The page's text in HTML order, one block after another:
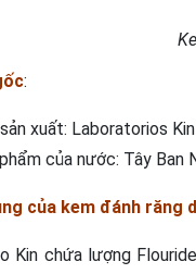
:
sản xuất: Laboratorios
của nước: Tây Ban
của kem đánh răng
Kin chứa lượng